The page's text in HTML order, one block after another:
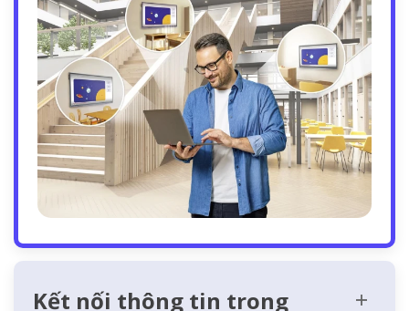
Kết nối thông tin trong